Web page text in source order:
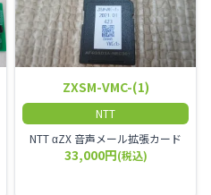
ZXSM-VMC-(1)
NTT
NTT αZX 音声メール拡張カード
33,000円(税込)